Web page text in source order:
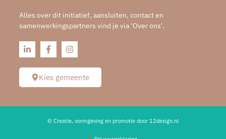
Alles over dit initiatief, aansluiten, contact en
samenwerkingspartners vind je via ‘Over ons’.
Kies gemeente
© Creatie, vormgeving en promotie door 12design.nl